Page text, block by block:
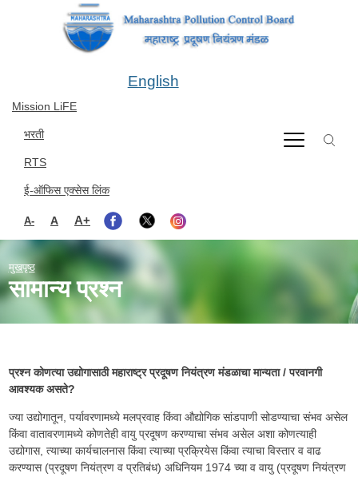
Mission LiFE
भरती
RTS
ई-ऑफिस एक्सेस लिंक
A- A A+
English
मुखपृष्ठ
सामान्य प्रश्न
प्रश्न कोणत्या उद्योगासाठी महाराष्ट्र प्रदूषण नियंत्रण मंडळाचा मान्यता / परवानगी
आवश्यक असते?
ज्या उद्योगातून, पर्यावरणामध्ये मलप्रवाह किंवा औद्योगिक सांडपाणी सोडण्याचा संभव असेल
किंवा वातावरणामध्ये कोणतेही वायु प्रदूषण करण्याचा संभव असेल अशा कोणत्याही
उद्योगास, त्याच्या कार्यचालनास किंवा त्याच्या प्रक्रियेस किंवा त्याचा विस्तार व वाढ
करण्यास (प्रदूषण नियंत्रण व प्रतिबंध) अधिनियम 1974 च्या व वायु (प्रदूषण नियंत्रण